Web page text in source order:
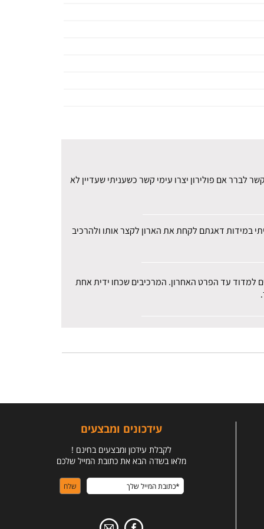
לברר אם פולירון יצרו עימי קשר כשעניתי שעדיין לא
במידות דאגתם לקחת את הארון לקצר אותו ולהרכיב
למדוד עד הפרט האחרון. המרכיבים שכחו ידית אחת
עידכונים ומבצעים
לקבלת עידכון ומבצעים בחינם !
מלאו בשדה הבא את כתובת המייל שלכם